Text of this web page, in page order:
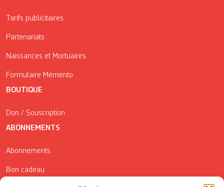
Tarifs publicitaires
Partenariats
Naissances et Mortuaires
Formulaire Mémento
BOUTIQUE
Don / Souscription
ABONNEMENTS
Abonnements
Bon cadeau